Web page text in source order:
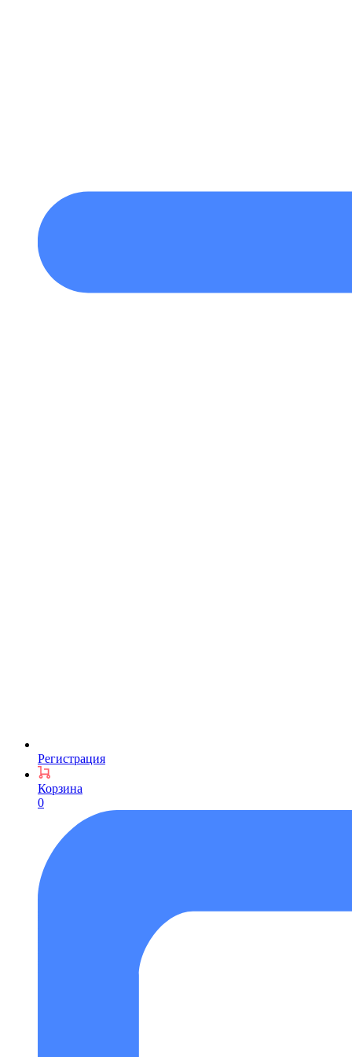
Регистрация
Корзина
0